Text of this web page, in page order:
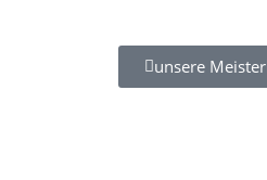
unsere